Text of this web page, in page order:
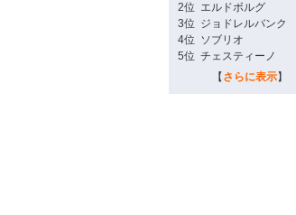
2位 エルドボルグ
3位 ジョドレルバンク
4位 ソブリオ
5位 チェスティーノ
【 さらに表示】